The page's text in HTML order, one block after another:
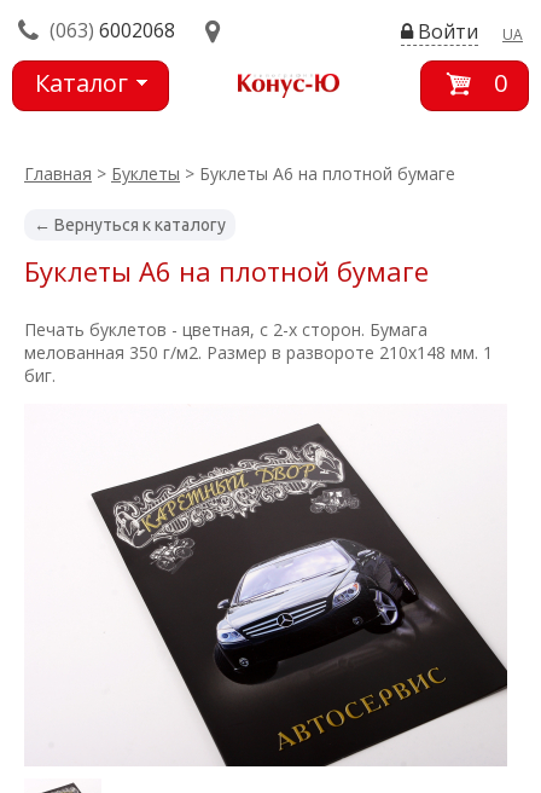
(063) 6002068 UA
Войти
Каталог
0
Главная > Буклеты > Буклеты А6 на плотной бумаге
← Вернуться к каталогу
Буклеты А6 на плотной бумаге
Печать буклетов - цветная, с 2-х сторон. Бумага
мелованная 350 г/м2. Размер в развороте 210х148 мм. 1
биг.